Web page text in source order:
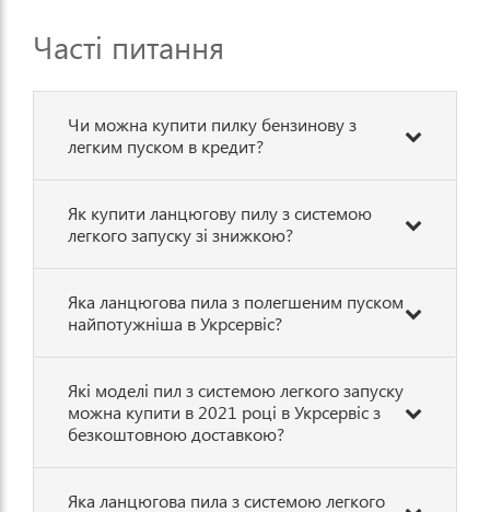
Часті питання
Чи можна купити пилку бензинову з
легким пуском в кредит?
Як купити ланцюгову пилу з системою
легкого запуску зі знижкою?
Яка ланцюгова пила з полегшеним пуском
найпотужніша в Укрсервіс?
Які моделі пил з системою легкого запуску
можна купити в 2021 році в Укрсервіс з
безкоштовною доставкою?
Яка ланцюгова пила з системою легкого